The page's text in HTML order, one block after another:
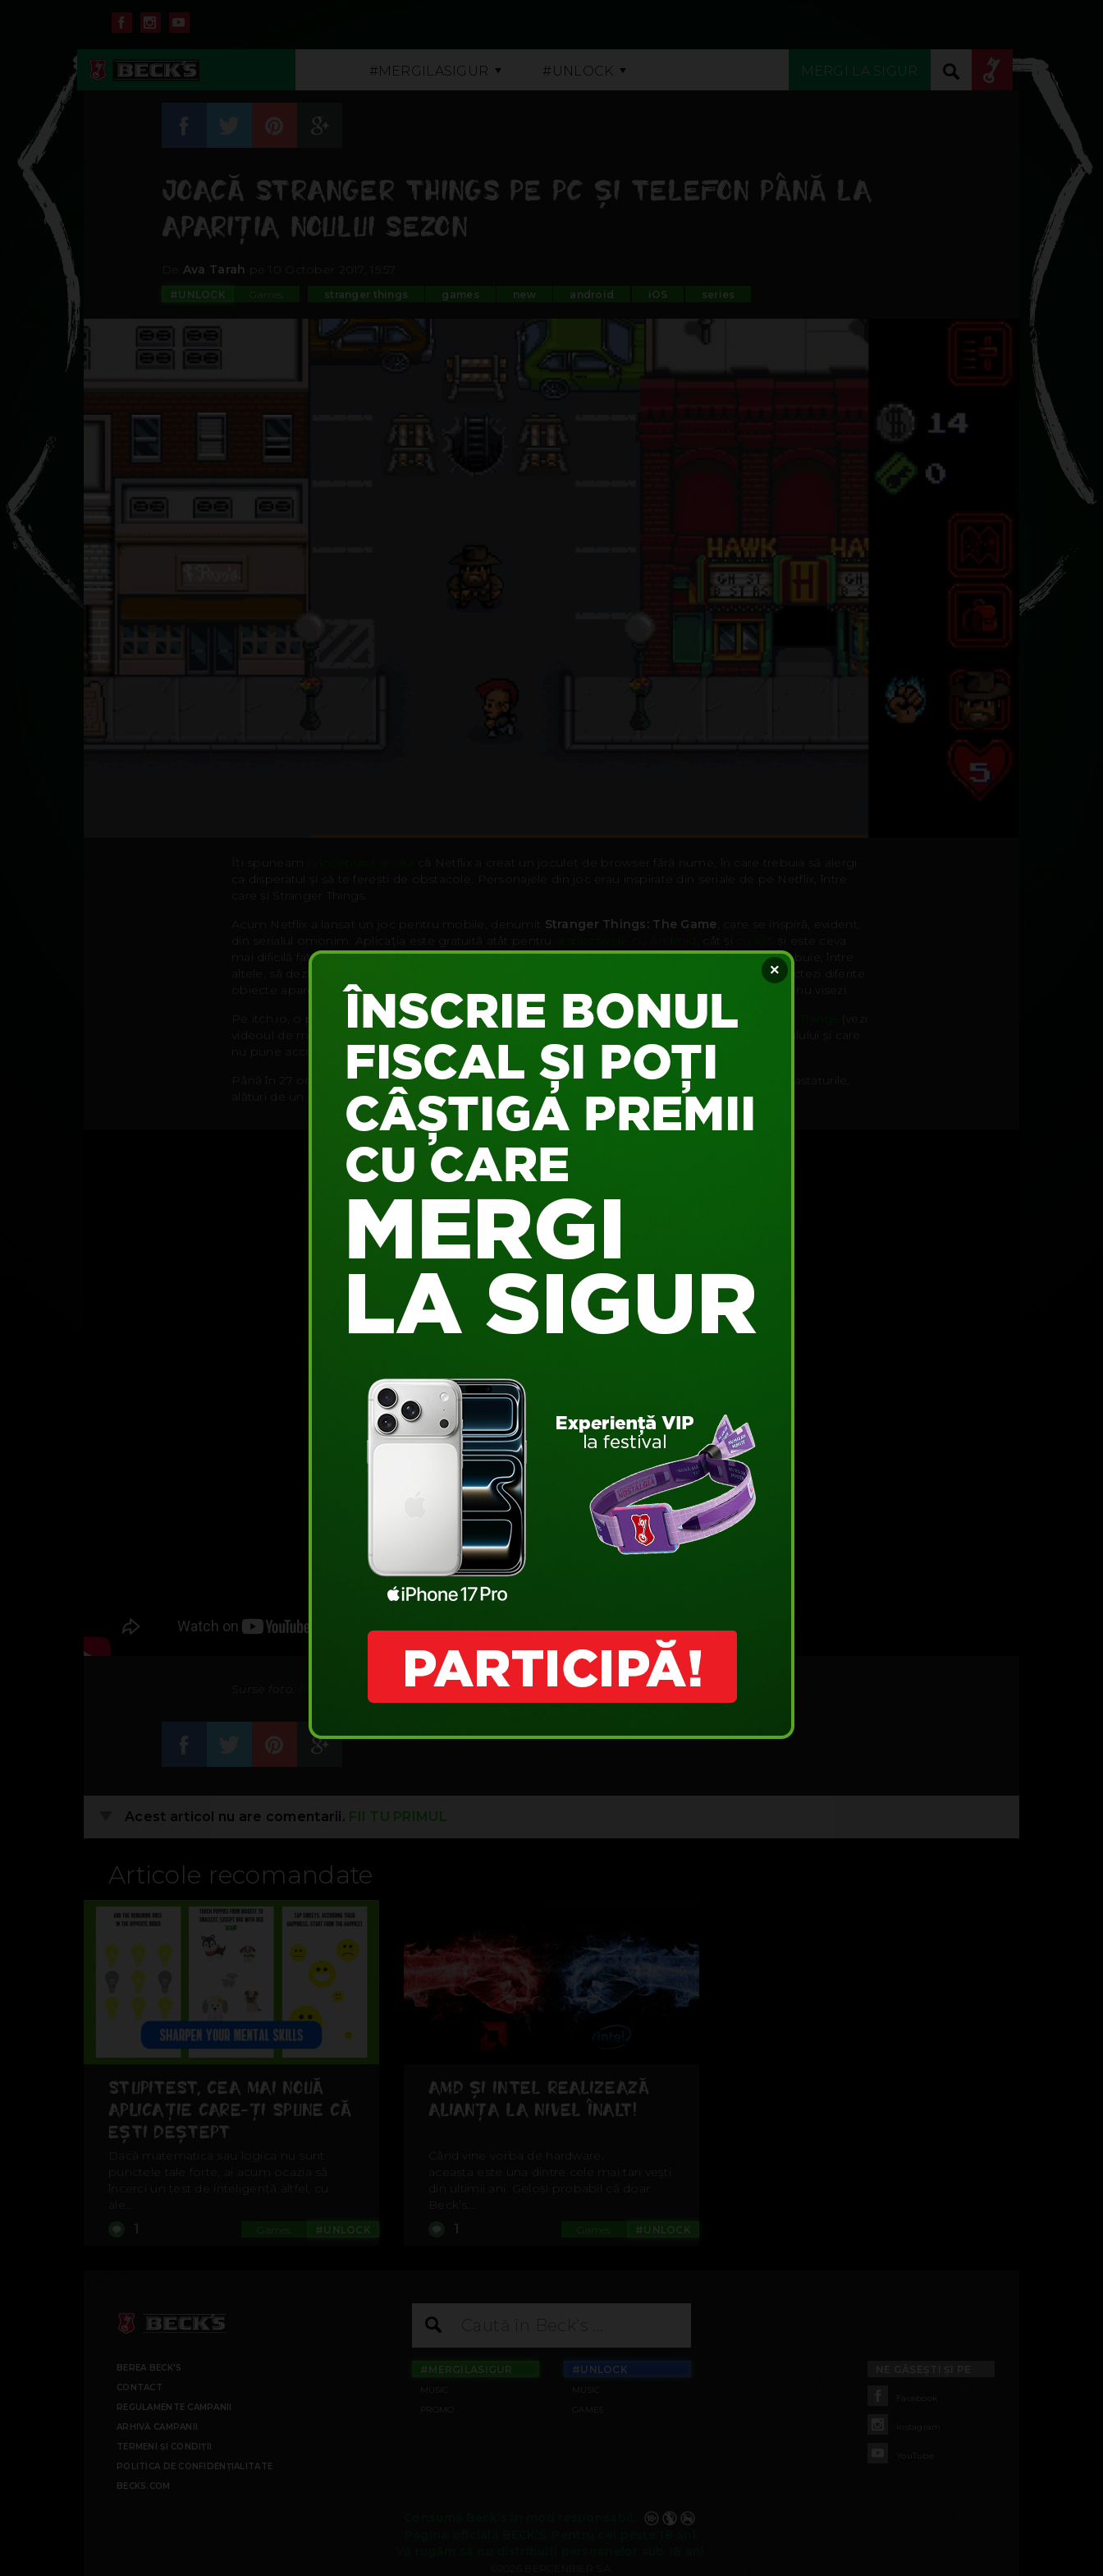
×
#MERGILASIGUR #UNLOCK MERGI LA SIGUR
× AM CONT /VREAU
JOACĂ STRANGER THINGS PE PC ȘI TELEFON PÂNĂ LA
APARIȚIA NOULUI SEZON
Ava Tarah pe 10 October 2017, 15:57
#UNLOCK Games stranger things games new android iOS series
Îți spuneam
că Netflix a creat un joculeț de browser fără nume, în care trebuia să alergi
ca disperatul și să te ferești de obstacole. Personajele din joc erau inspirate din seriale de pe Netflix, între
care și Stranger Things.
Acum Netflix a lansat un joc pentru mobile, denumit Stranger Things: The Game , care se inspiră, evident,
din serialul omonim. Aplicația este gratuită atât pentru
, cât și
și este ceva
mai dificilă față deendless runnerullansat în ianuarie pentru browser. În versiunea de mobil, trebuie, între
altele, să dezlegi puzlle-uri, să înveți abilitățile fiecărui personaj și să le folosești cu cap și să colectezi diferite
obiecte aparent nefolositoare (gnomi, casete VHS etc.), care-ți vor debloca surprize la care nici nu visezi.
Pe itch.io, o platformă de jocuri destinată în principal dezvoltatorilor indie, existăun joc Stranger Things
videoul de mai jos). Acesta este un titlu point-and-click scurt, care a fost creat de trei fani ai serialului și care
nu pune accentul pe adrenalină ca versiunea de mobil.
Până în 27 octombrie, când apare noul sezon al serialului, să tot butonăm smartphone-urile și tastaturile,
alături de un Beck’s răcoros.
Surse foto: http://bonusxp.com
Acest articol nu are comentarii. FII TU PRIMUL
Articole recomandate
STUPITEST, CEA MAI NOUĂ
APLICAȚIE CARE-ȚI SPUNE CĂ
EȘTI DEȘTEPT
Dacă matematica sau logica nu sunt
punctele tale forte, ai acum ocazia să
încerci un test de inteligență altfel, cu
#UNLOCK
Games
1
AMD ȘI INTEL REALIZEAZĂ
ALIANȚA LA NIVEL ÎNALT!
Când vine vorba de hardware,
aceasta este una dintre cele mai tari vești
din ultimii ani. Geloși probabil că doar
Beck’s...
#UNLOCK
Games
1
BEREA BECK'S
CONTACT
REGULAMENTE CAMPANII
ARHIVĂ CAMPANII
TERMENI ȘI CONDIȚII
POLITICA DE CONFIDENȚIALITATE
BECKS.COM
#MERGILASIGUR #UNLOCK
GAMES
Facebook
Instagram
YouTube